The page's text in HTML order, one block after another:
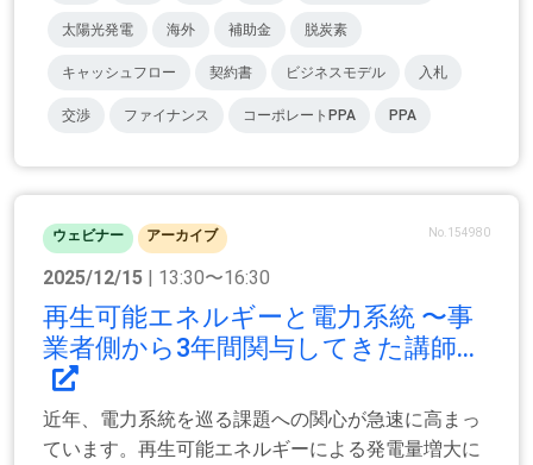
太陽光発電 海外 補助金 脱炭素
キャッシュフロー 契約書 ビジネスモデル 入札
交渉 ファイナンス コーポレートPPA PPA
ウェビナー アーカイブ No.154980
2025/12/15 | 13:30〜16:30
再生可能エネルギーと電力系統 〜事
業者側から3年間関与してきた講師...
近年、電力系統を巡る課題への関心が急速に高まっ
ています。再生可能エネルギーによる発電量増大に